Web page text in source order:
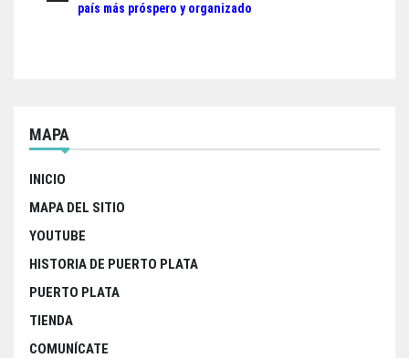
e
entradas
país más próspero y organizado
MAPA
INICIO
MAPA DEL SITIO
YOUTUBE
HISTORIA DE PUERTO PLATA
PUERTO PLATA
TIENDA
COMUNÍCATE